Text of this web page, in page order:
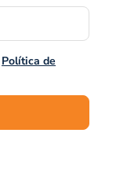
Política de